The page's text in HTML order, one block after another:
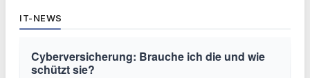
IT-NEWS
Cyberversicherung: Brauche ich die und wie
schützt sie?